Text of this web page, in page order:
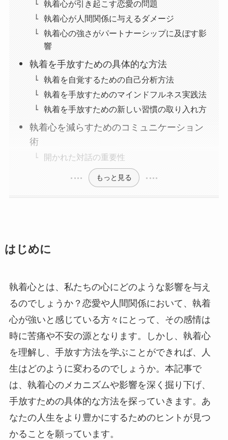
執着心が引き起こす恋愛の問題
執着心が人間関係に与えるダメージ
執着心の強さがパートナーシップに及ぼす影
響
執着を手放すための具体的な方法
執着を自覚するための自己分析方法
執着を手放すためのマインドフルネス実践法
執着を手放すための新しい習慣の取り入れ方
執着心を減らすためのコミュニケーション
術
開かれた対話の重要性
もっと見る
はじめに
執着心とは、私たちの心にどのような影響を与え
るのでしょうか？恋愛や人間関係において、執着
心が強いと感じている方々にとって、その感情は
時に苦痛や不安の源となります。しかし、執着心
を理解し、手放す方法を学ぶことができれば、人
生はどのように変わるのでしょうか。本記事で
は、執着心のメカニズムや影響を深く掘り下げ、
手放すための具体的な方法を探っていきます。あ
なたの人生をより豊かにするためのヒントが見つ
かることを願っています。